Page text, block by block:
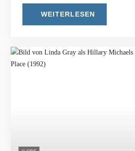
WEITERLESEN